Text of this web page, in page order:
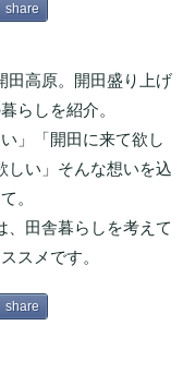
share
田高原。開田盛り上げ
らしを紹介。
」「開田に来て欲し
しい」そんな想いを込
。
、田舎暮らしを考えて
スメです。
share